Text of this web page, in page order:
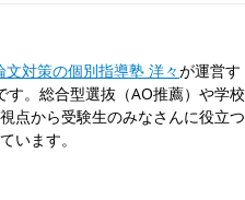
対策の個別指導塾 洋々が運営す
す。総合型選抜（AO推薦）や学校
点から受験生のみなさんに役立つ
います。